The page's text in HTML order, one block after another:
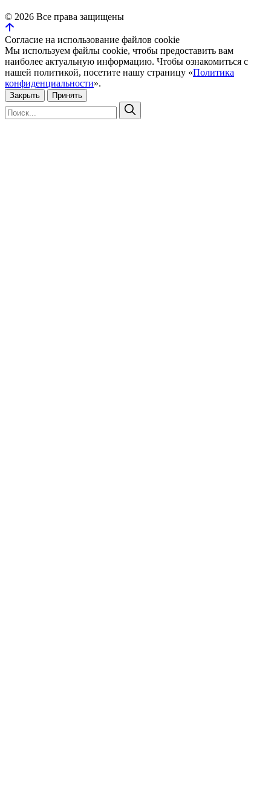
© 2026 Все права защищены
Согласие на использование файлов cookie
Мы используем файлы cookie, чтобы предоставить вам
наиболее актуальную информацию. Чтобы ознакомиться с
нашей политикой, посетите нашу страницу «Политика
конфиденциальности».
Закрыть Принять
Искать:
Поиск